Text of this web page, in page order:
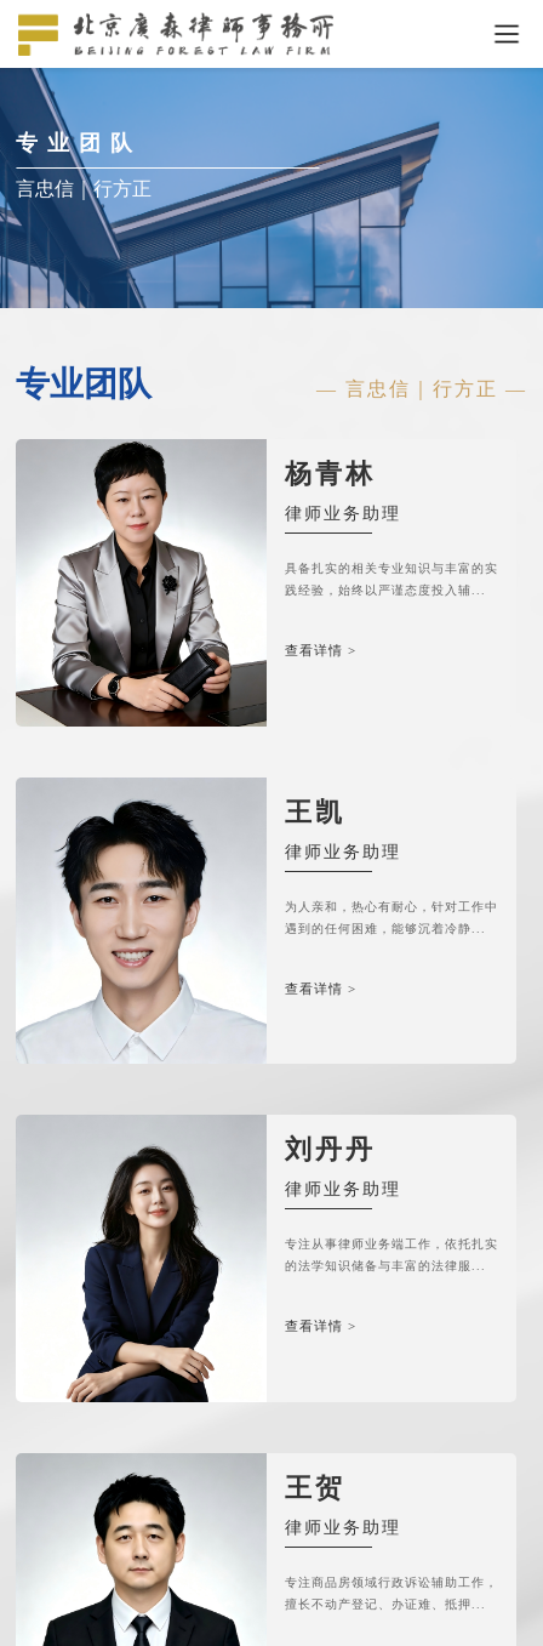
专业团队
言忠信｜行方正
专业团队 — 言忠信｜行方正 —
杨青林
律师业务助理
具备扎实的相关专业知识与丰富的实
践经验，始终以严谨态度投入辅...
查看详情 >
王凯
律师业务助理
为人亲和，热心有耐心，针对工作中
遇到的任何困难，能够沉着冷静...
查看详情 >
刘丹丹
律师业务助理
专注从事律师业务端工作，依托扎实
的法学知识储备与丰富的法律服...
查看详情 >
王贺
律师业务助理
专注商品房领域行政诉讼辅助工作，
擅长不动产登记、办证难、抵押...